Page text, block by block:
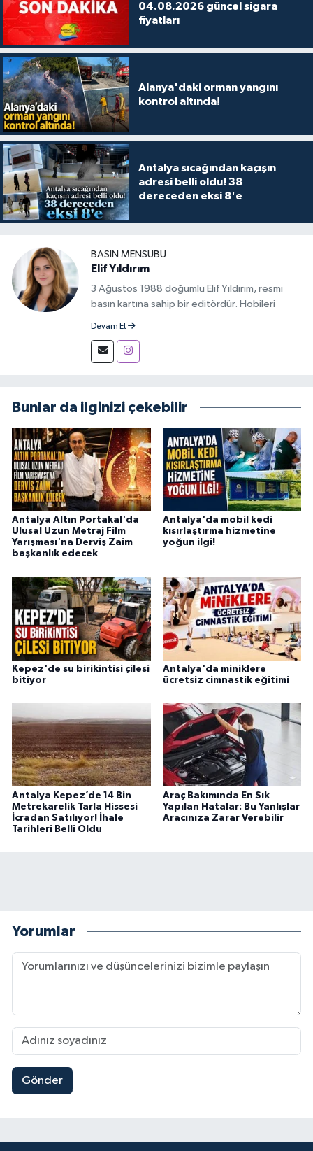
04.08.2026 güncel sigara
fiyatları
Alanya'daki orman yangını
kontrol altında!
Antalya sıcağından kaçışın
adresi belli oldu! 38
dereceden eksi 8'e
BASIN MENSUBU
Elif Yıldırım
3 Ağustos 1988 doğumlu Elif Yıldırım, resmi
basın kartına sahip bir editördür. Hobileri
yürüyüş yapmak, kitap okumak ve gündemi
Devam Et
Bunlar da ilginizi çekebilir
Antalya Altın Portakal'da
Ulusal Uzun Metraj Film
Yarışması'na Derviş Zaim
başkanlık edecek
Antalya'da mobil kedi
kısırlaştırma hizmetine
yoğun ilgi!
Kepez'de su birikintisi çilesi
bitiyor
Antalya'da miniklere
ücretsiz cimnastik eğitimi
Antalya Kepez’de 14 Bin
Metrekarelik Tarla Hissesi
İcradan Satılıyor! İhale
Tarihleri Belli Oldu
Araç Bakımında En Sık
Yapılan Hatalar: Bu Yanlışlar
Aracınıza Zarar Verebilir
Yorumlar
Gönder